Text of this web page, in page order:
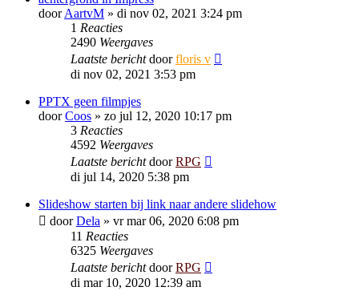
doorAartvM » di nov 02, 2021 3:24 pm
1 Reacties
2490 Weergaves
Laatste berichtdoorfloris v
di nov 02, 2021 3:53 pm
PPTX geen filmpjes
doorCoos » zo jul 12, 2020 10:17 pm
3 Reacties
4592 Weergaves
Laatste berichtdoorRPG
di jul 14, 2020 5:38 pm
Slideshow starten bij link naar andere slidehow
doorDela » vr mar 06, 2020 6:08 pm
11 Reacties
6325 Weergaves
Laatste berichtdoorRPG
di mar 10, 2020 12:39 am